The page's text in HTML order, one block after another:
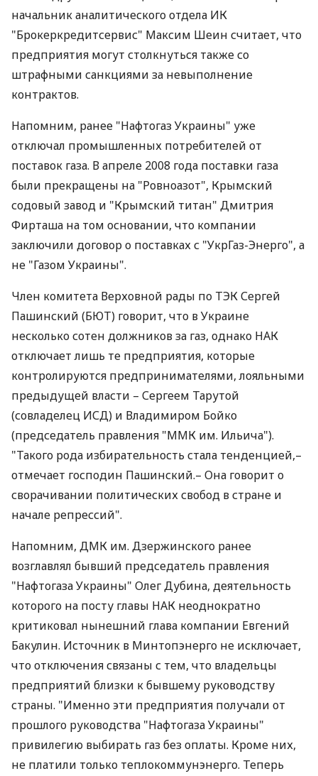
начальник аналитического отдела ИК
"Брокеркредитсервис" Максим Шеин считает, что
предприятия могут столкнуться также со
штрафными санкциями за невыполнение
контрактов.
Напомним, ранее "Нафтогаз Украины" уже
отключал промышленных потребителей от
поставок газа. В апреле 2008 года поставки газа
были прекращены на "Ровноазот", Крымский
содовый завод и "Крымский титан" Дмитрия
Фирташа на том основании, что компании
заключили договор о поставках с "УкрГаз-Энерго", а
не "Газом Украины".
Член комитета Верховной рады по ТЭК Сергей
Пашинский (БЮТ) говорит, что в Украине
несколько сотен должников за газ, однако НАК
отключает лишь те предприятия, которые
контролируются предпринимателями, лояльными
предыдущей власти – Сергеем Тарутой
(совладелец ИСД) и Владимиром Бойко
(председатель правления "ММК им. Ильича").
"Такого рода избирательность стала тенденцией,–
отмечает господин Пашинский.– Она говорит о
сворачивании политических свобод в стране и
начале репрессий".
Напомним, ДМК им. Дзержинского ранее
возглавлял бывший председатель правления
"Нафтогаза Украины" Олег Дубина, деятельность
которого на посту главы НАК неоднократно
критиковал нынешний глава компании Евгений
Бакулин. Источник в Минтопэнерго не исключает,
что отключения связаны с тем, что владельцы
предприятий близки к бывшему руководству
страны. "Именно эти предприятия получали от
прошлого руководства "Нафтогаза Украины"
привилегию выбирать газ без оплаты. Кроме них,
не платили только теплокоммунэнерго. Теперь